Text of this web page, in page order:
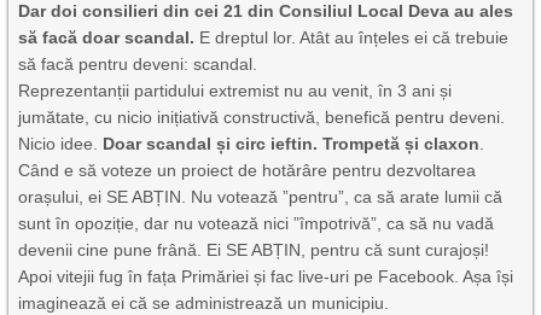
Dar doi consilieri din cei 21 din Consiliul Local Deva au ales
să facă doar scandal. E dreptul lor. Atât au înțeles ei că trebuie
să facă pentru deveni: scandal.
Reprezentanții partidului extremist nu au venit, în 3 ani și
jumătate, cu nicio inițiativă constructivă, benefică pentru deveni.
Nicio idee. Doar scandal și circ ieftin. Trompetă și claxon.
Când e să voteze un proiect de hotărâre pentru dezvoltarea
orașului, ei SE ABȚIN. Nu votează ”pentru”, ca să arate lumii că
sunt în opoziție, dar nu votează nici ”împotrivă”, ca să nu vadă
devenii cine pune frână. Ei SE ABȚIN, pentru că sunt curajoși!
Apoi vitejii fug în fața Primăriei și fac live-uri pe Facebook. Așa își
imaginează ei că se administrează un municipiu.